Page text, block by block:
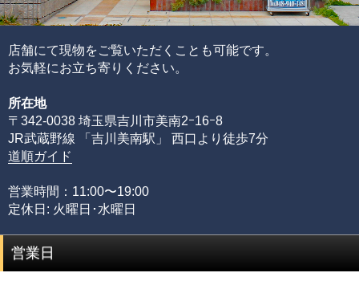
す。
通常、半貴石には上記のような基準を基にした品質管理を
することが出来ません。
めには、それぞれの石の一番下から一番上までの全ての品
質を網羅する必要があるからです。
限られた品質の知識のみでは、正確な品質評価をすること
が出来ません。
専門店としてルチルクォーツに情熱を注ぎ、ありとあらゆ
る加工工場に足を運び、積み重ねてきた品質知識があるか
す。
店舗にて現物をご覧いただくことも可能です。
お気軽にお立ち寄りください。
所在地
〒342-0038 埼玉県吉川市美南2ｰ16ｰ8
JR武蔵野線 「吉川美南駅」 西口より徒歩7分
道順ガイド
営業時間：11:00〜19:00
定休日: 火曜日･水曜日
営業日